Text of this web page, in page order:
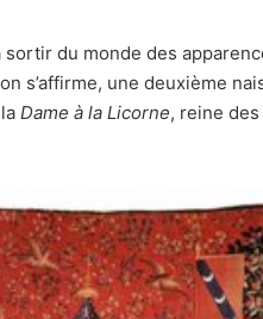
du monde des
s’affirme, une deuxième
Dame à la Licorne, reine